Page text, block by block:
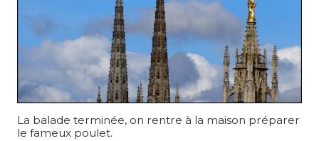
La balade terminée, on rentre à la maison préparer
le fameux poulet.